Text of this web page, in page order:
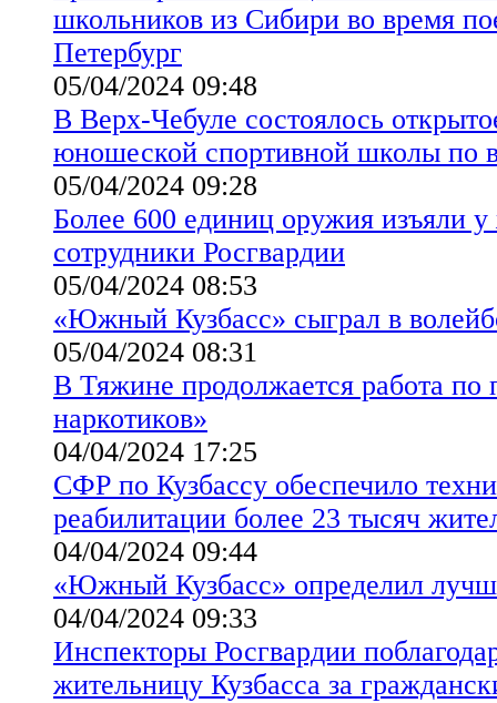
школьников из Сибири во время
Петербург
05/04/2024 09:48
В Верх-Чебуле состоялось
юношеской спортивной школы по
05/04/2024 09:28
Более 600 единиц оружия изъяли у
сотрудники Росгвардии
05/04/2024 08:53
«Южный Кузбасс» сыграл в
05/04/2024 08:31
В Тяжине продолжается работа по
наркотиков»
04/04/2024 17:25
СФР по Кузбассу обеспечило
реабилитации более 23 тысяч
04/04/2024 09:44
«Южный Кузбасс» определил
04/04/2024 09:33
Инспекторы Росгвардии
жительницу Кузбасса за